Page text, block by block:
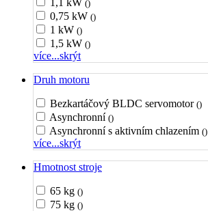
1,1 kW ()
0,75 kW ()
1 kW ()
1,5 kW ()
více...skrýt
Druh motoru
Bezkartáčový BLDC servomotor ()
Asynchronní ()
Asynchronní s aktivním chlazením ()
více...skrýt
Hmotnost stroje
65 kg ()
75 kg ()